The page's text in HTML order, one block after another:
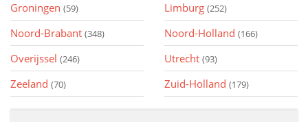
Groningen (59) Limburg (252)
Noord-Brabant (348) Noord-Holland (166)
Overijssel (246) Utrecht (93)
Zeeland (70) Zuid-Holland (179)